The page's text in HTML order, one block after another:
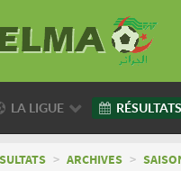
LA LIGUE RÉSULTATS
> ARCHIVES >